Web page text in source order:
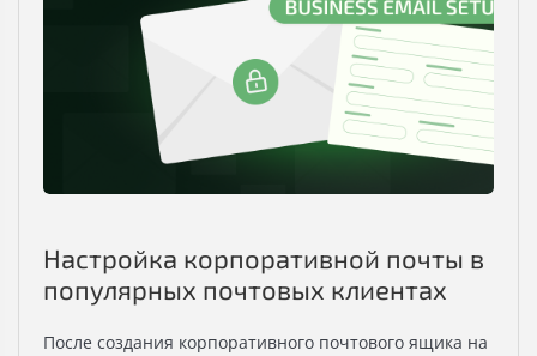
Настройка корпоративной почты в
популярных почтовых клиентах
После создания корпоративного почтового ящика на